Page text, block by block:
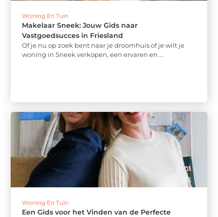
Woning En Tuin
Makelaar Sneek: Jouw Gids naar
Vastgoedsucces in Friesland
Of je nu op zoek bent naar je droomhuis of je wilt je
woning in Sneek verkopen, een ervaren en ...
Woning En Tuin
Een Gids voor het Vinden van de Perfecte